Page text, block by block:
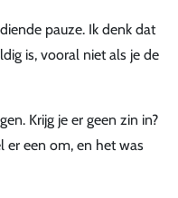
pauze. Ik denk dat
is, vooral niet als je de
Krijg je er geen zin in?
er een om, en het was